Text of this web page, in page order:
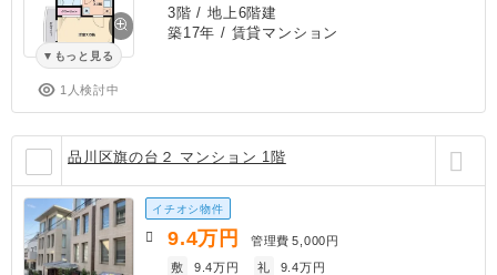
もっと見る
1人検討中
3階 / 地上6階建
築17年 / 賃貸マンション
品川区旗の台２ マンション 1階
イチオシ物件
9.4万円 管理費 5,000円
敷
9.4万円 礼 9.4万円